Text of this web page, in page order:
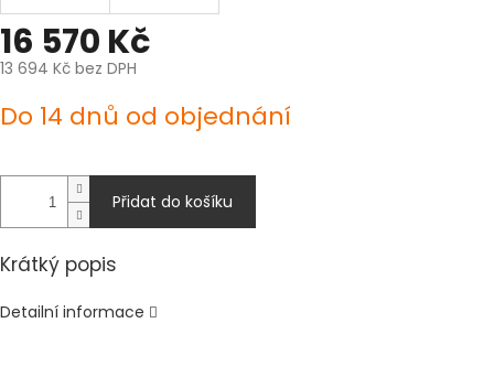
16 570 Kč
13 694 Kč bez DPH
cena:
Do 14 dnů od objednání
Přidat do košíku
Krátký popis
Detailní informace